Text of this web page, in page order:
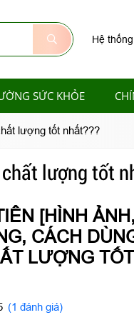
Hệ
SỨC KHỎE
lượng tốt nhất???
lượng tốt
[HÌNH
CÁCH
LƯỢNG TỐT
(1 đánh giá)